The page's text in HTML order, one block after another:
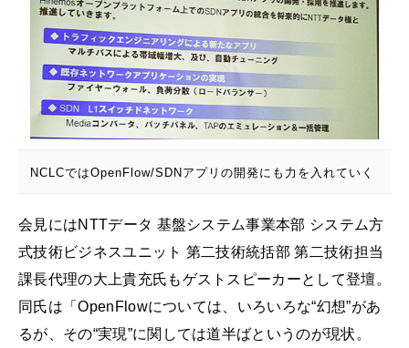
NCLCではOpenFlow/SDNアプリの開発にも力を入れていく
会見にはNTTデータ 基盤システム事業本部 システム方
式技術ビジネスユニット 第二技術統括部 第二技術担当
課長代理の大上貴充氏もゲストスピーカーとして登壇。
同氏は「OpenFlowについては、いろいろな“幻想”があ
るが、その“実現”に関しては道半ばというのが現状。